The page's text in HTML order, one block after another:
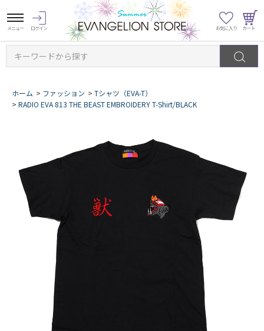
キーワードから探す
ホーム > ファッション > Tシャツ（EVA-T）
> RADIO EVA 813 THE BEAST EMBROIDERY T-Shirt/BLACK